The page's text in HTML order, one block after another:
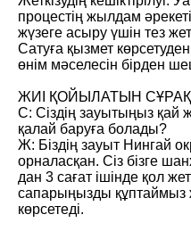
процестің жылдам әрекеті
жүзеге асыру үшін тез
Сатуға қызмет көрсетуден
өнім мәселесін бірден
ЖИІ ҚОЙЫЛАТЫН
С: Сіздің зауытыңыз қай
қалай баруға болады?
Ж: Біздің зауыт Нингай
орналасқан. Сіз бізге
дан 3 сағат ішінде қол
сапарыңызды құптаймыз
көрсетеді.